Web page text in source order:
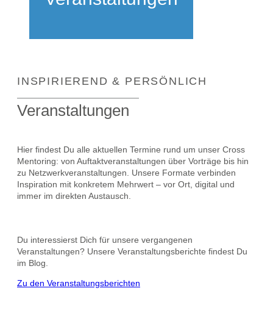
INSPIRIEREND & PERSÖNLICH
Veranstaltungen
Hier findest Du alle aktuellen Termine rund um unser Cross
Mentoring: von Auftaktveranstaltungen über Vorträge bis hin
zu Netzwerkveranstaltungen. Unsere Formate verbinden
Inspiration mit konkretem Mehrwert – vor Ort, digital und
immer im direkten Austausch.
Du interessierst Dich für unsere vergangenen
Veranstaltungen? Unsere Veranstaltungsberichte findest Du
im Blog.
Zu den Veranstaltungsberichten